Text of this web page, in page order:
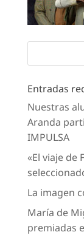
Entradas
Nuestras
Aranda
IMPULSA
«El viaje de
La imagen
María de
premiadas